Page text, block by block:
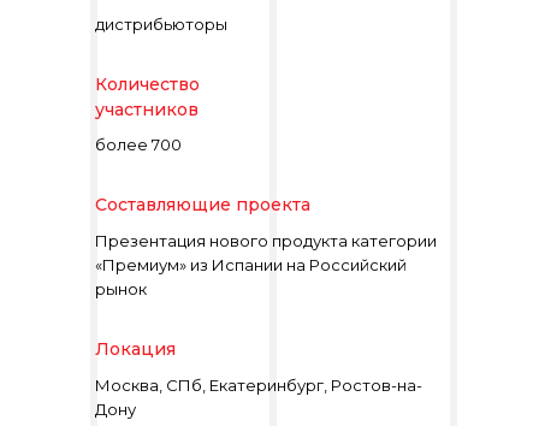
Презентация нового продукта категории
«Премиум» из Испании на Российский
рынок
Составляющие проекта
дистрибьюторы
Количество
участников
Москва, СПб, Екатеринбург, Ростов-на-
Дону
Локация
более 700